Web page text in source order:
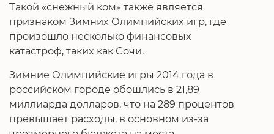
Такой «снежный ком» также является
признаком Зимних Олимпийских игр, где
произошло несколько финансовых
катастроф, таких как Сочи.
Зимние Олимпийские игры 2014 года в
российском городе обошлись в 21,89
миллиарда долларов, что на 289 процентов
превышает расходы, в основном из-за